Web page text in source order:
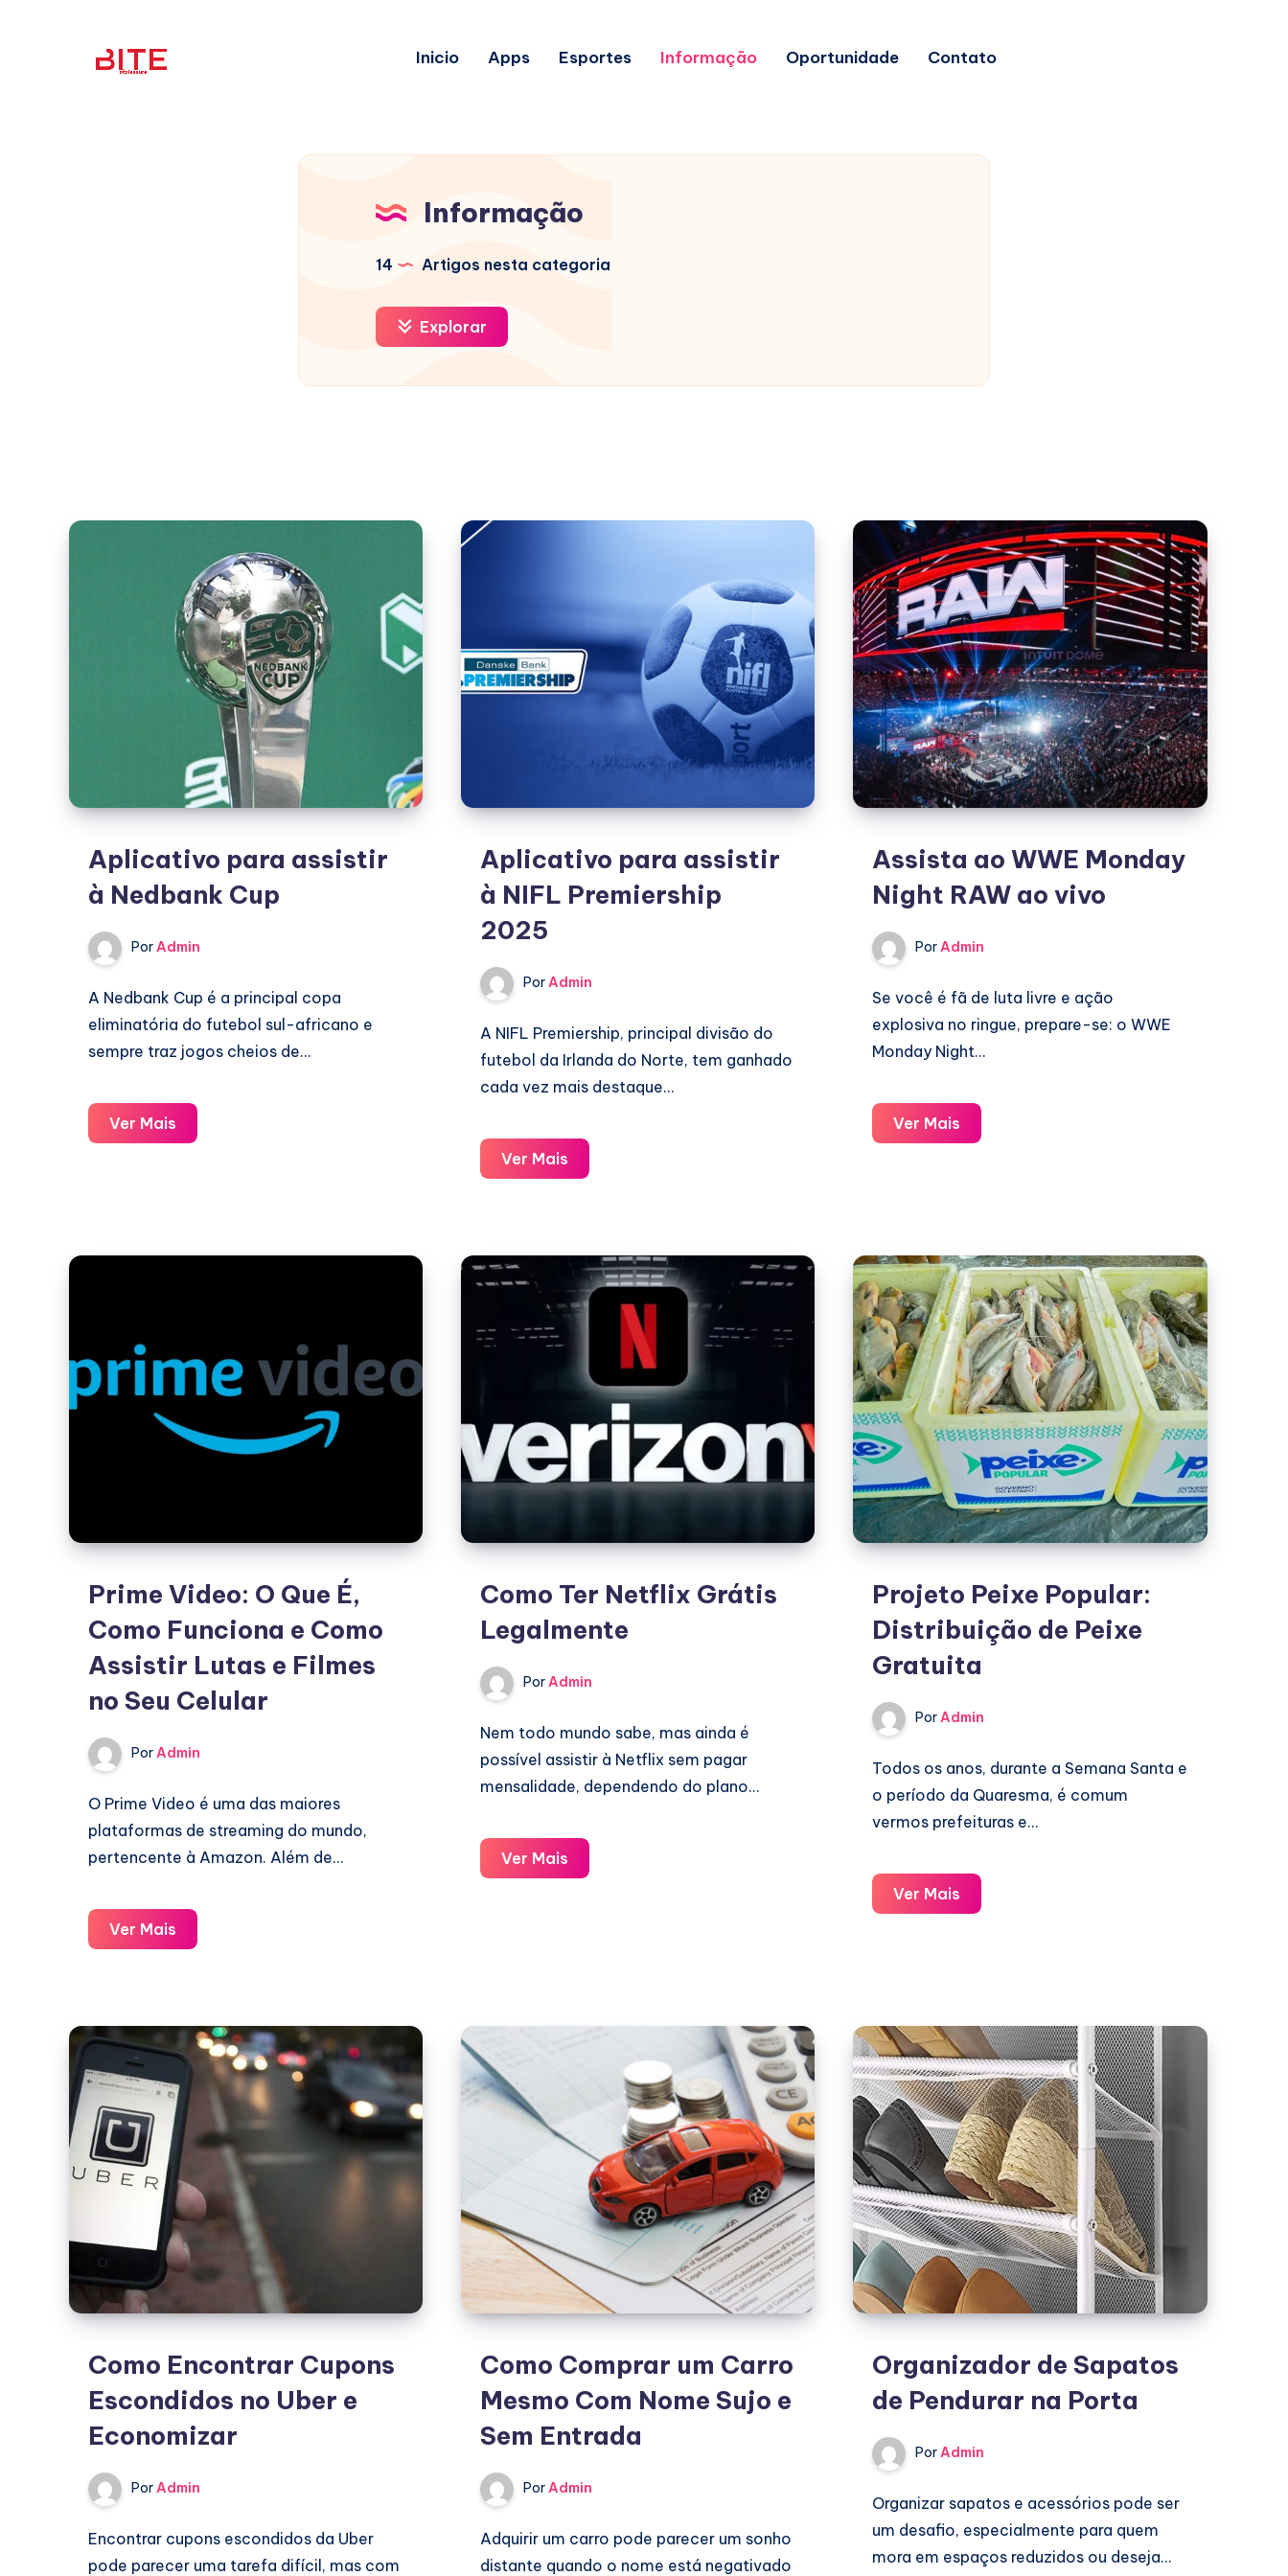
Inicio Apps Esportes Informação Oportunidade Contato
Informação
14 Artigos nesta categoria
Explorar
Aplicativo para assistir
à Nedbank Cup
PorAdmin
A Nedbank Cup é a principal copa
eliminatória do futebol sul-africano e
sempre traz jogos cheios de…
Ver Mais
para
Cup
Aplicativo para assistir
à NIFL Premiership
2025
PorAdmin
A NIFL Premiership, principal divisão do
futebol da Irlanda do Norte, tem ganhado
cada vez mais destaque…
Ver Mais
para
NIFL
Premiership
2025
Assista ao WWE Monday
Night RAW ao vivo
PorAdmin
Se você é fã de luta livre e ação
explosiva no ringue, prepare-se: o WWE
Monday Night…
Ver Mais
ao
RAW
ao
vivo
Prime Video: O Que É,
Como Funciona e Como
Assistir Lutas e Filmes
no Seu Celular
PorAdmin
O Prime Video é uma das maiores
plataformas de streaming do mundo,
pertencente à Amazon. Além de…
Ver Mais
Video:
É,
Como
Funciona
e
Como
Assistir
Lutas
e
Filmes
no
Como Ter Netflix Grátis
Legalmente
PorAdmin
Nem todo mundo sabe, mas ainda é
possível assistir à Netflix sem pagar
mensalidade, dependendo do plano…
Ver Mais
Ter
Projeto Peixe Popular:
Distribuição de Peixe
Gratuita
PorAdmin
Todos os anos, durante a Semana Santa e
o período da Quaresma, é comum
vermos prefeituras e…
Ver Mais
Peixe
Peixe
Gratuita
Como Encontrar Cupons
Escondidos no Uber e
Economizar
PorAdmin
Encontrar cupons escondidos da Uber
pode parecer uma tarefa difícil, mas com
Como Comprar um Carro
Mesmo Com Nome Sujo e
Sem Entrada
PorAdmin
Adquirir um carro pode parecer um sonho
distante quando o nome está negativado
Organizador de Sapatos
de Pendurar na Porta
PorAdmin
Organizar sapatos e acessórios pode ser
um desafio, especialmente para quem
mora em espaços reduzidos ou deseja…